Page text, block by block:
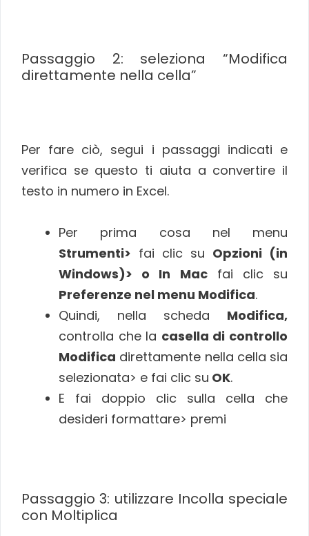
Passaggio 2: seleziona “Modifica
direttamente nella cella”
Per fare ciò, segui i passaggi indicati e
verifica se questo ti aiuta a convertire il
testo in numero in Excel.
Per prima cosa nel menu
Strumenti> fai clic su Opzioni (in
Windows)> o In Macfai clic su
Preferenze nel menu Modifica.
Quindi, nella scheda Modifica,
controlla che la casella di controllo
Modifica direttamente nella cella sia
selezionata> e fai clic su OK.
E fai doppio clic sulla cella che
desideri formattare> premi
Passaggio 3: utilizzare Incolla speciale
con Moltiplica